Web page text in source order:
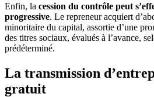
Enfin, la cession du contrôle peut
progressive. Le repreneur acquiert
minoritaire du capital, assortie d’une
des titres sociaux, évalués à l’avance,
prédéterminé.
La transmission
gratuit